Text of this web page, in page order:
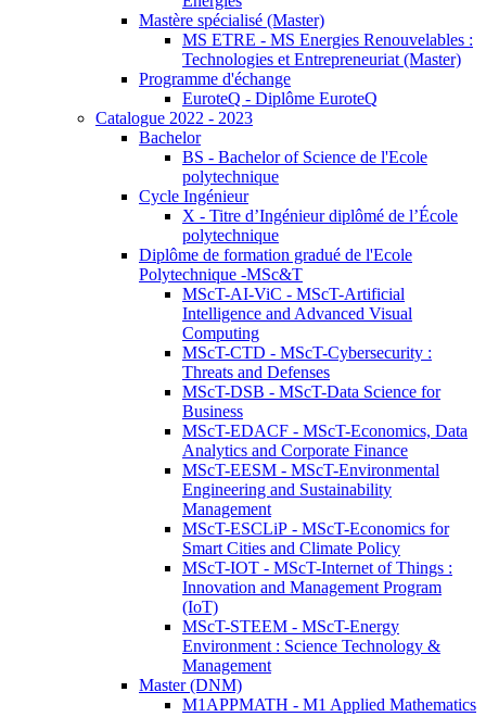
Mastère spécialisé (Master)
MS ETRE - MS Energies Renouvelables :
Technologies et Entrepreneuriat (Master)
Programme d'échange
EuroteQ - Diplôme EuroteQ
Catalogue 2022 - 2023
Bachelor
BS - Bachelor of Science de l'Ecole
polytechnique
Cycle Ingénieur
X - Titre d’Ingénieur diplômé de l’École
polytechnique
Diplôme de formation gradué de l'Ecole
Polytechnique -MSc&T
MScT-AI-ViC - MScT-Artificial
Intelligence and Advanced Visual
Computing
MScT-CTD - MScT-Cybersecurity :
Threats and Defenses
MScT-DSB - MScT-Data Science for
Business
MScT-EDACF - MScT-Economics, Data
Analytics and Corporate Finance
MScT-EESM - MScT-Environmental
Engineering and Sustainability
Management
MScT-ESCLiP - MScT-Economics for
Smart Cities and Climate Policy
MScT-IOT - MScT-Internet of Things :
Innovation and Management Program
(IoT)
MScT-STEEM - MScT-Energy
Environment : Science Technology &
Management
Master (DNM)
M1APPMATH - M1 Applied Mathematics